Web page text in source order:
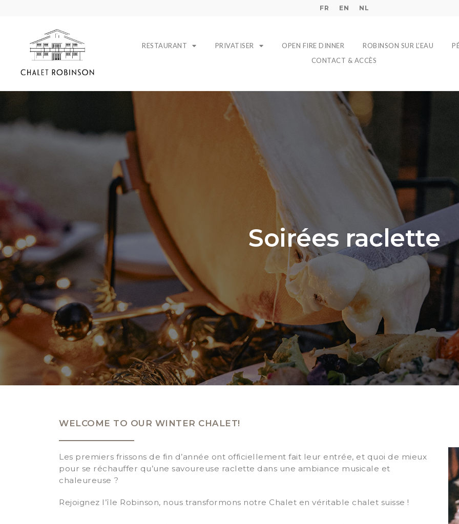
FR EN NL
RESTAURANT PRIVATISER OPEN FIRE DINNER ROBINSON SUR L’EAU
CONTACT & ACCÈS
Soirées raclette
WELCOME TO OUR WINTER CHALET!
Les premiers frissons de fin d’année ont officiellement fait leur entrée, et quoi de mieux
pour se réchauffer qu’une savoureuse raclette dans une ambiance musicale et
chaleureuse ?
Rejoignez l’île Robinson, nous transformons notre Chalet en véritable chalet suisse !